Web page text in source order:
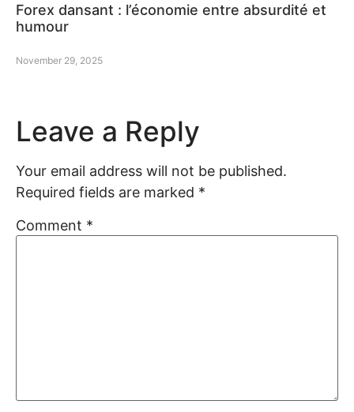
Forex dansant : l’économie entre absurdité et
humour
November 29, 2025
Leave a Reply
Your email address will not be published.
Required fields are marked *
Comment *